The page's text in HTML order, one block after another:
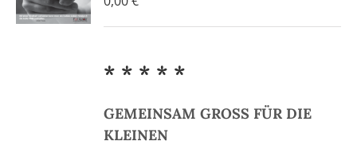
* * * * *
GEMEINSAM GROSS FÜR DIE
KLEINEN